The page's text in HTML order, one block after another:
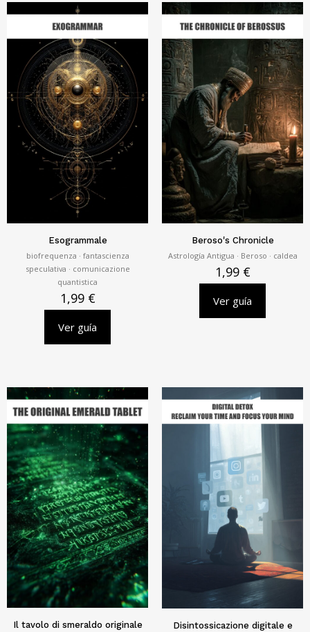
Esogrammale
biofrequenza · fantascienza
speculativa · comunicazione
quantistica
1,99 €
Ver guía
Beroso's Chronicle
Astrología Antigua · Beroso · caldea
1,99 €
Ver guía
Il tavolo di smeraldo originale
Disintossicazione digitale e